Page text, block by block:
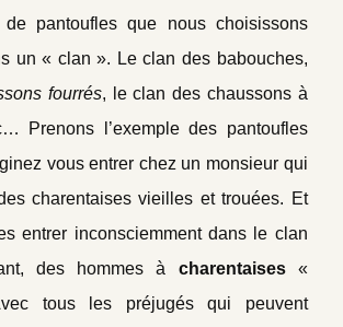
pantoufles que nous choisissons
un « clan ». Le clan des babouches,
fourrés, le clan des chaussons à
Prenons l’exemple des pantoufles
vous entrer chez un monsieur qui
charentaises vieilles et trouées. Et
entrer inconsciemment dans le clan
des hommes à charentaises«
tous les préjugés qui peuvent